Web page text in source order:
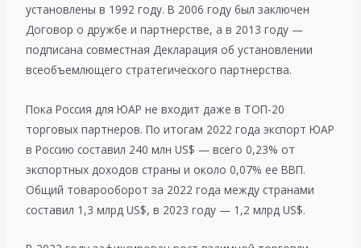
установлены в 1992 году. В 2006 году был заключен
Договор о дружбе и партнерстве, а в 2013 году —
подписана совместная Декларация об установлении
всеобъемлющего стратегического партнерства.
Пока Россия для ЮАР не входит даже в ТОП-20
торговых партнеров. По итогам 2022 года экспорт ЮАР
в Россию составил 240 млн US$ — всего 0,23% от
экспортных доходов страны и около 0,07% ее ВВП.
Общий товарооборот за 2022 года между странами
составил 1,3 млрд US$, в 2023 году — 1,2 млрд US$.